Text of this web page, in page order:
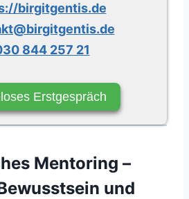
birgitgentis.de
844 257 21
Erstgespräch
Mentoring –
und